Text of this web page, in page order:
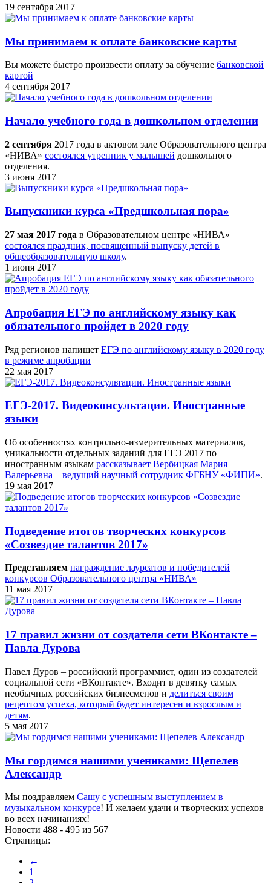
19 сентября 2017
Мы принимаем к оплате банковские карты
Вы можете быстро произвести оплату за обучение банковской
картой
4 сентября 2017
Начало учебного года в дошкольном отделении
2 сентября 2017 года в актовом зале Образовательного центра
«НИВА» состоялся утренник у малышей дошкольного
отделения.
3 июня 2017
Выпускники курса «Предшкольная пора»
27 мая 2017 года в Образовательном центре «НИВА»
состоялся праздник, посвященный выпуску детей в
общеобразовательную школу.
1 июня 2017
Апробация ЕГЭ по английскому языку как
обязательного пройдет в 2020 году
Ряд регионов напишет ЕГЭ по английскому языку в 2020 году
в режиме апробации
22 мая 2017
ЕГЭ-2017. Видеоконсультации. Иностранные
языки
Об особенностях контрольно-измерительных материалов,
уникальности отдельных заданий для ЕГЭ 2017 по
иностранным языкам рассказывает Вербицкая Мария
Валерьевна – ведущий научный сотрудник ФГБНУ «ФИПИ».
19 мая 2017
Подведение итогов творческих конкурсов
«Созвездие талантов 2017»
Представляем награждение лауреатов и победителей
конкурсов Образовательного центра «НИВА»
11 мая 2017
17 правил жизни от создателя сети ВКонтакте –
Павла Дурова
Павел Дуров – российский программист, один из создателей
социальной сети «ВКонтакте». Входит в девятку самых
необычных российских бизнесменов и делиться своим
рецептом успеха, который будет интересен и взрослым и
детям.
5 мая 2017
Мы гордимся нашими учениками: Щепелев
Александр
Мы поздравляем Сашу с успешным выступлением в
музыкальном конкурсе! И желаем удачи и творческих успехов
во всех начинаниях!
Новости 488 - 495 из 567
Страницы:
←
1